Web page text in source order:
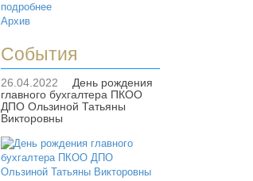
подробнее
Архив
События
26.04.2022
День рождения
главного бухгалтера ПКОО
ДПО Ользиной Татьяны
Викторовны